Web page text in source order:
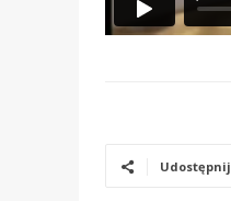
Udostępnij